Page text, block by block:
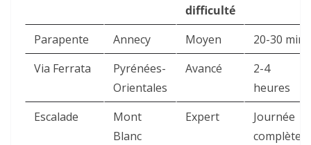
difficulté
Parapente Annecy Moyen
20-30 min
Via Ferrata
Pyrénées-
Orientales
Avancé
2-4
heures
Escalade
Mont
Blanc
Expert
Journée
complète